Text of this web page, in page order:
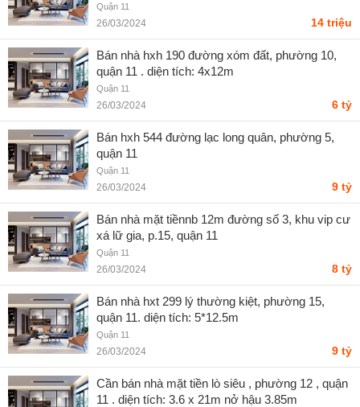
Quận 11
26/03/2024 14 triệu
Bán nhà hxh 190 đường xóm đất, phường 10,
quận 11 . diện tích: 4x12m
Quận 11
26/03/2024 6 tỷ
Bán hxh 544 đường lạc long quân, phường 5,
quận 11
Quận 11
26/03/2024 9 tỷ
Bán nhà mặt tiềnnb 12m đường số 3, khu vip cư
xá lữ gia, p.15, quận 11
Quận 11
26/03/2024 8 tỷ
Bán nhà hxt 299 lý thường kiệt, phường 15,
quận 11. diện tích: 5*12.5m
Quận 11
26/03/2024 9 tỷ
Cần bán nhà mặt tiền lò siêu , phường 12 , quận
11 . diện tích: 3.6 x 21m nở hậu 3.85m